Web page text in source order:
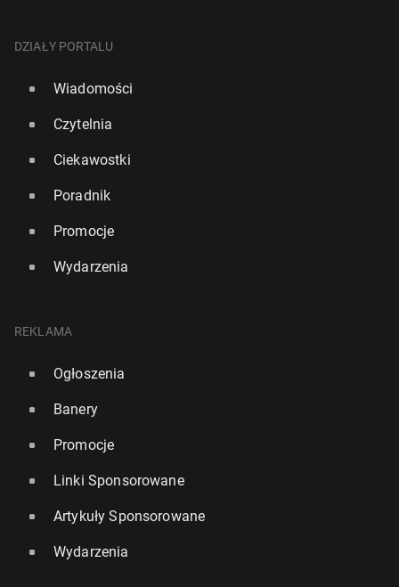
DZIAŁY PORTALU
Wiadomości
Czytelnia
Ciekawostki
Poradnik
Promocje
Wydarzenia
REKLAMA
Ogłoszenia
Banery
Promocje
Linki Sponsorowane
Artykuły Sponsorowane
Wydarzenia